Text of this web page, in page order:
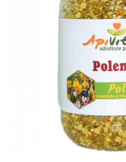
SUPLIMENTE CARDIO VASCULARE
HEPATOPROTECTOARE-BILA
SUPLIMENTE POTENȚĂ
SUPLIMENTE PROSTATĂ
SUPLIMENTE SLĂBIRE
SUPLIMENTE VITAMINE ȘI
SUPLIMENTE SOMN DEPRESIE